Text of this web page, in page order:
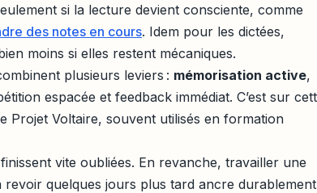
si la lecture devient consciente, comme
des notes en cours. Idem pour les dictées,
moins si elles restent mécaniques.
plusieurs leviers : mémorisation active,
espacée et feedback immédiat. C’est sur
Projet Voltaire, souvent utilisés en formation
vite oubliées. En revanche, travailler une
quelques jours plus tard ancre durablement